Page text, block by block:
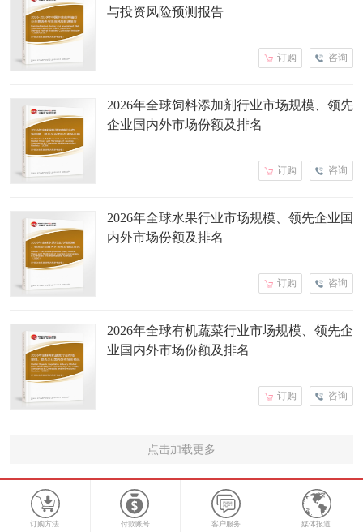
与投资风险预测报告
咨询
订购
2026年全球饲料添加剂行业市场规模、领先
企业国内外市场份额及排名
咨询
订购
2026年全球水果行业市场规模、领先企业国
内外市场份额及排名
咨询
订购
2026年全球有机蔬菜行业市场规模、领先企
业国内外市场份额及排名
咨询
订购
点击加载更多
订购方法 付款账号 客户服务 媒体报道